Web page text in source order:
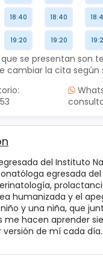
18:40
19:20
18:40
19:20
que se presentan son
cambiar la cita según
del Instituto
egresada
humanizada y el
y una niña, que
me hacen aprender
versión de mí cada día.